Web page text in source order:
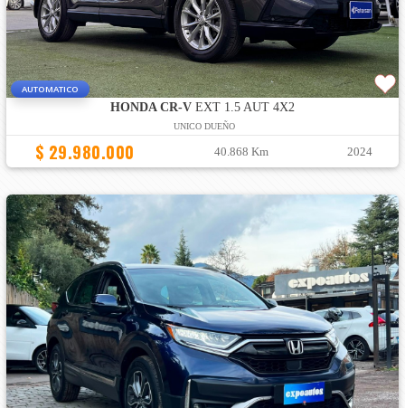
AUTOMATICO
HONDA CR-VEXT 1.5 AUT 4X2
UNICO DUEÑO
$ 29.980.000 40.868 Km 2024